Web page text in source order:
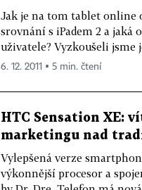
Jak je na tom tablet online
srovnání s iPadem 2 a jaká
uživatele? Vyzkoušeli jsme
6. 12. 2011 ▪ 5 min. čtení
HTC Sensation XE:
marketingu nad
Vylepšená verze
výkonnější procesor a